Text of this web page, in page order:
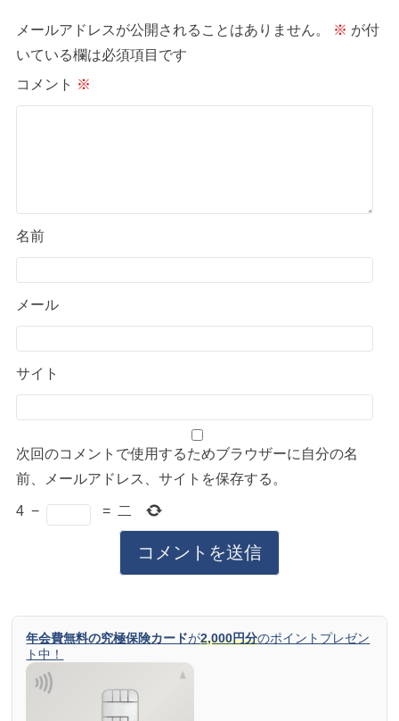
メールアドレスが公開されることはありません。 ※ が付
いている欄は必須項目です
コメント ※
名前
メール
サイト
次回のコメントで使用するためブラウザーに自分の名
前、メールアドレス、サイトを保存する。
4 − = 二
年会費無料の究極保険カードが2,000円分のポイントプレゼン
ト中！